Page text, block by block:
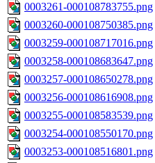
0003261-000108783755.png
0003260-000108750385.png
0003259-000108717016.png
0003258-000108683647.png
0003257-000108650278.png
0003256-000108616908.png
0003255-000108583539.png
0003254-000108550170.png
0003253-000108516801.png